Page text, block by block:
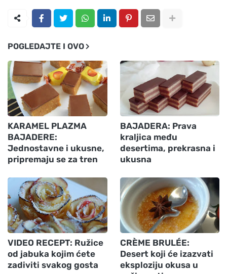
POGLEDAJTE I OVO
KARAMEL PLAZMA
BAJADERE:
Jednostavne i ukusne,
pripremaju se za tren
BAJADERA: Prava
kraljica među
desertima, prekrasna i
ukusna
VIDEO RECEPT: Ružice
od jabuka kojim ćete
zadiviti svakog gosta
CRÈME BRULÉE:
Desert koji će izazvati
eksploziju okusa u